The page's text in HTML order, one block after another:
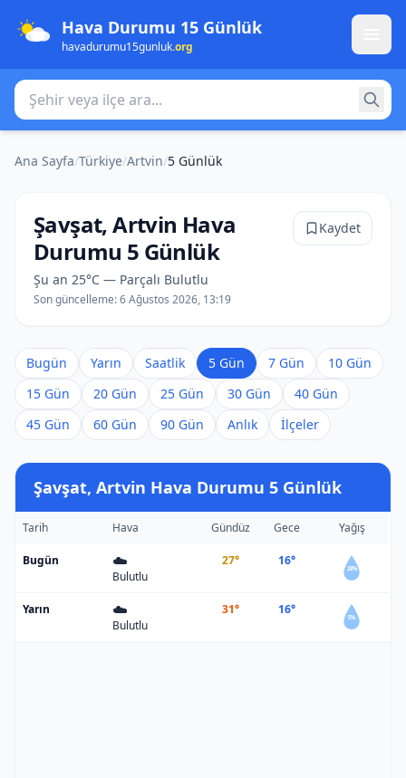
Hava Durumu 15 Günlük
havadurumu15gunluk.org
Şehir veya ilçe ara
Ana Sayfa/Türkiye/Artvin/5 Günlük
Şavşat, Artvin Hava
Durumu 5 Günlük
Şu an 25°C — Parçalı Bulutlu
Son güncelleme:6 Ağustos 2026, 13:19
Kaydet
Bugün Yarın Saatlik 5 Gün 7 Gün
10 Gün
15 Gün
20 Gün 25 Gün 30 Gün
40 Gün
45 Gün
60 Gün 90 Gün Anlık İlçeler
Şavşat, Artvin Hava Durumu 5 Günlük
Tarih Hava Gündüz Gece Yağış
Bugün ☁️
Bulutlu
27° 16°
28%
Yarın ☁️
Bulutlu
31° 16°
5%